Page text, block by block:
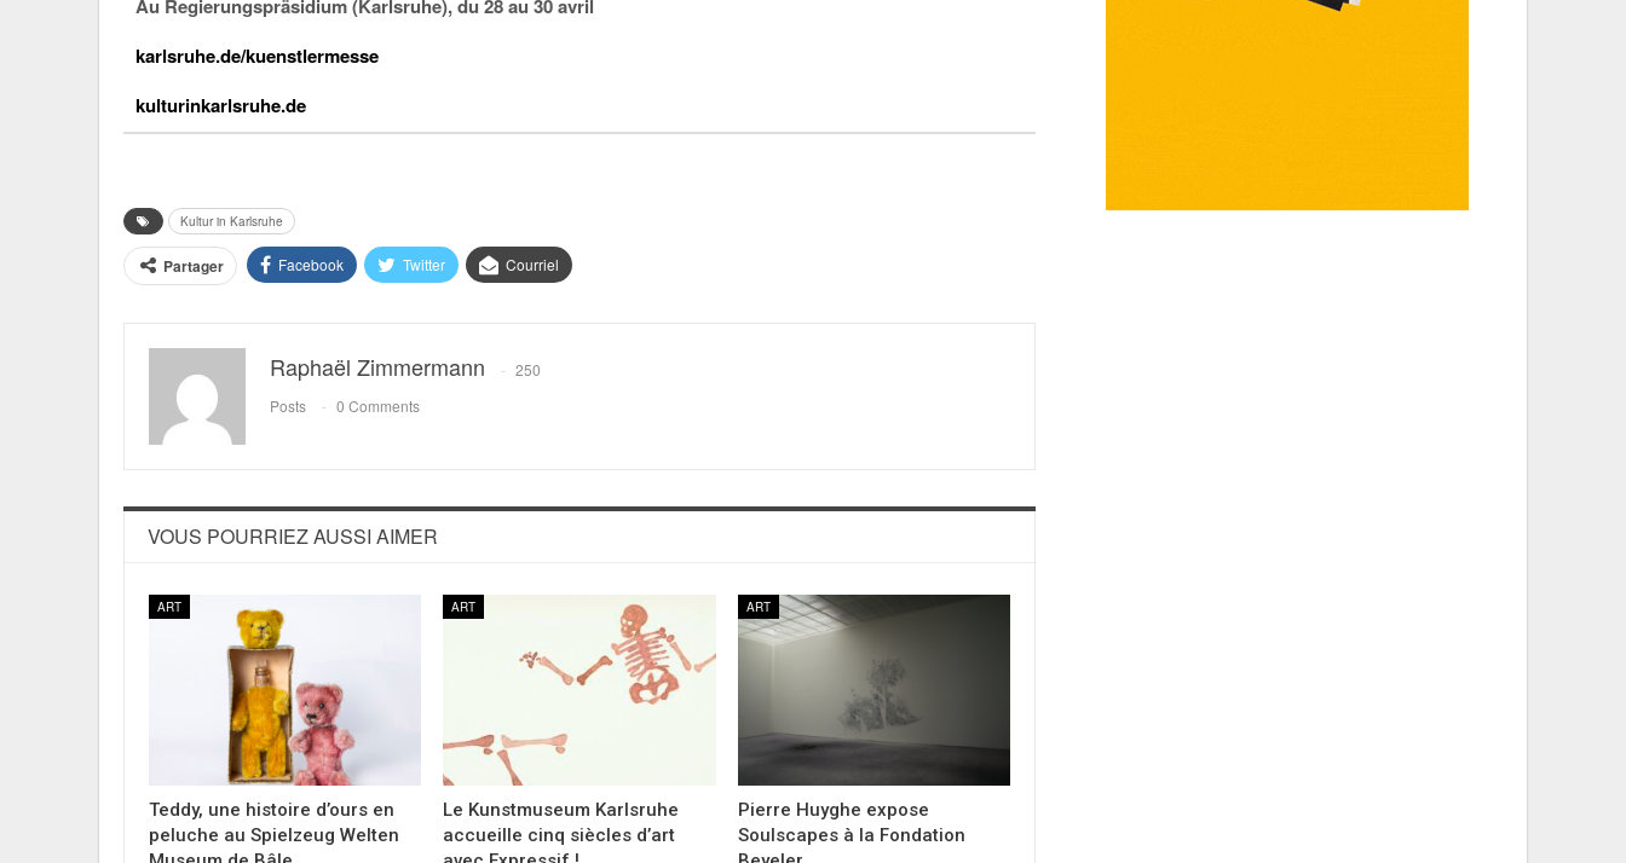
Au Regierungspräsidium (Karlsruhe), du 28 au 30 avril
karlsruhe.de/kuenstlermesse
kulturinkarlsruhe.de
Kultur in Karlsruhe
Partager Facebook Twitter Courriel
Raphaël Zimmermann
250
Posts
0 Comments
VOUS POURRIEZ AUSSI AIMER
ART
Teddy, une histoire d’ours en
peluche au Spielzeug Welten
ART
Le Kunstmuseum Karlsruhe
accueille cinq siècles d’art
ART
Pierre Huyghe expose
Soulscapes à la Fondation